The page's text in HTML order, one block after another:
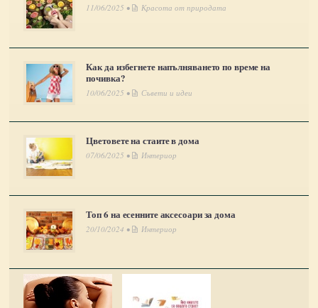
11/06/2025 • Красота от природата
Как да избегнете напълняването по време на
почивка?
10/06/2025 • Съвети и идеи
Цветовете на стаите в дома
07/06/2025 • Интериор
Топ 6 на есенните аксесоари за дома
20/10/2024 • Интериор